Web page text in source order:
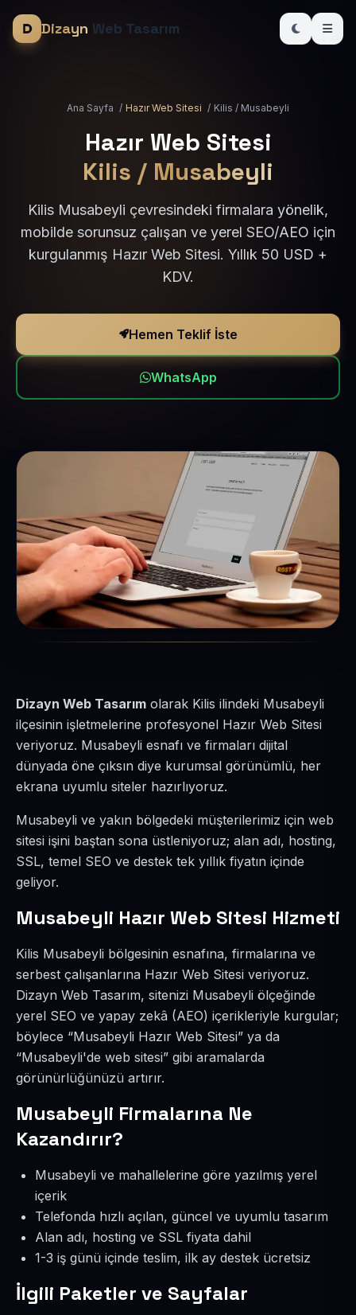
Dizayn Web Tasarım
Ana Sayfa / Hazır Web Sitesi / Kilis / Musabeyli
Hazır Web Sitesi
Kilis / Musabeyli
Kilis Musabeyli çevresindeki firmalara yönelik,
mobilde sorunsuz çalışan ve yerel SEO/AEO için
kurgulanmış Hazır Web Sitesi. Yıllık 50 USD +
KDV.
Hemen Teklif İste
WhatsApp
Dizayn Web Tasarım olarak Kilis ilindeki Musabeyli
ilçesinin işletmelerine profesyonel Hazır Web Sitesi
veriyoruz. Musabeyli esnafı ve firmaları dijital
dünyada öne çıksın diye kurumsal görünümlü, her
ekrana uyumlu siteler hazırlıyoruz.
Musabeyli ve yakın bölgedeki müşterilerimiz için web
sitesi işini baştan sona üstleniyoruz; alan adı, hosting,
SSL, temel SEO ve destek tek yıllık fiyatın içinde
geliyor.
Musabeyli Hazır Web Sitesi Hizmeti
Kilis Musabeyli bölgesinin esnafına, firmalarına ve
serbest çalışanlarına Hazır Web Sitesi veriyoruz.
Dizayn Web Tasarım, sitenizi Musabeyli ölçeğinde
yerel SEO ve yapay zekâ (AEO) içerikleriyle kurgular;
böylece “Musabeyli Hazır Web Sitesi” ya da
“Musabeyli'de web sitesi” gibi aramalarda
görünürlüğünüzü artırır.
Musabeyli Firmalarına Ne
Kazandırır?
Musabeyli ve mahallelerine göre yazılmış yerel
içerik
Telefonda hızlı açılan, güncel ve uyumlu tasarım
Alan adı, hosting ve SSL fiyata dahil
1-3 iş günü içinde teslim, ilk ay destek ücretsiz
İlgili Paketler ve Sayfalar